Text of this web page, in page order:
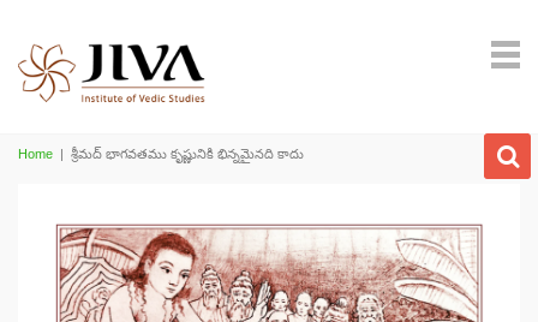
Home | శ్రీమద్ భాగవతము కృష్ణునికి భిన్నమైనది కాదు